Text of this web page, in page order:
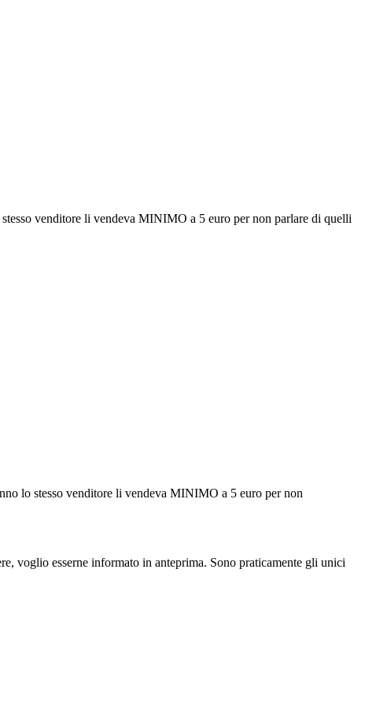
venditore li vendeva MINIMO a 5 euro per non parlare di quelli
lo stesso venditore li vendeva MINIMO a 5 euro per non
voglio esserne informato in anteprima. Sono praticamente gli unici